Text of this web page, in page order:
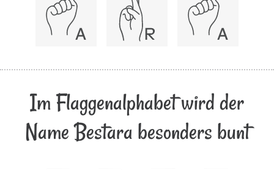
Im Flaggenalphabet wird der
Name Bestara besonders bunt